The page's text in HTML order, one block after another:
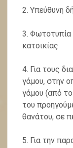
2. Υπεύθυνη
3. Φωτοτυπία
κατοικίας
4. Για τους
γάμου, στην
γάμου (από
του
θανάτου, σε
5. Για την